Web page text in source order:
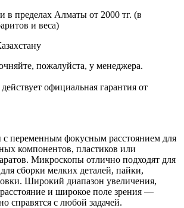
в пределах Алматы от 2000 тг. (в
и веса)
пожалуйста, у менеджера.
официальная гарантия от
переменным фокусным расстоянием для
компонентов, пластиков или
Микроскопы отлично подходят для
сборки мелких деталей, пайки,
Широкий диапазон увеличения,
и широкое поле зрения —
справятся с любой задачей.